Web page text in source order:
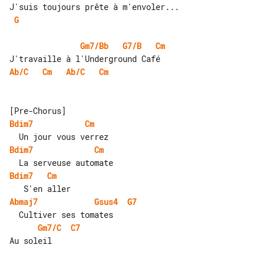
G
Gm7/Bb G7/B
Cm
Ab/C
Cm Ab/C Cm
Bdim7
Cm
Bdim7
Cm
Bdim7
Cm
Abmaj7
Gsus4
G7
Gm7/C
C7
Au soleil